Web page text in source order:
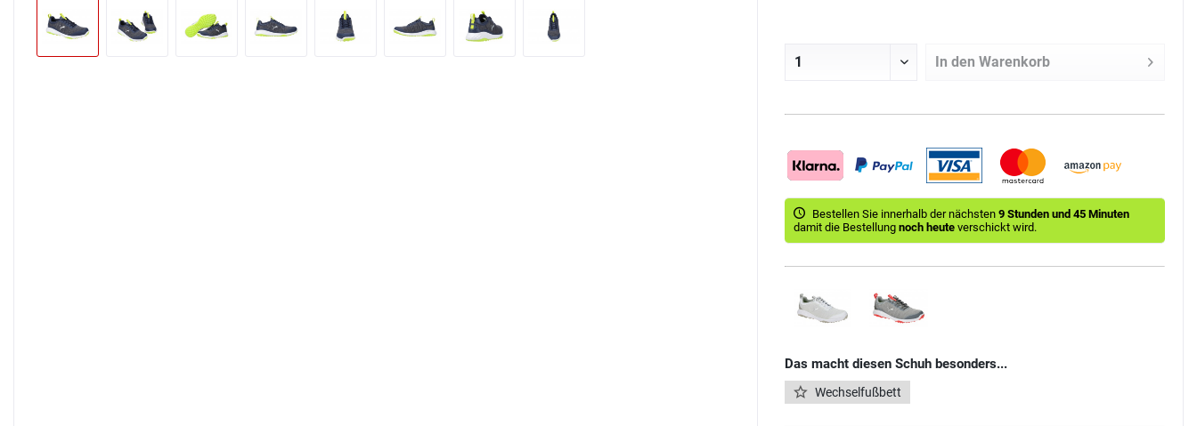
In den Warenkorb
Bestellen Sie innerhalb der nächsten9 Stunden und 45 Minuten
damit die Bestellungnoch heute verschickt wird.
Das macht diesen Schuh besonders...
Wechselfußbett